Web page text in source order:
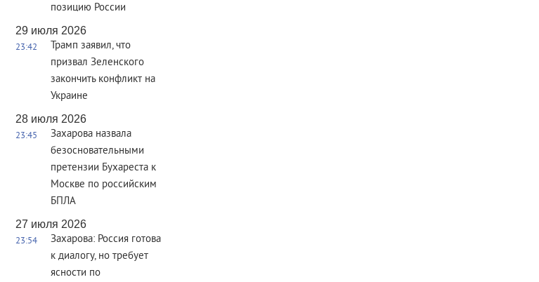
позицию России
29 июля 2026
23:42
Трамп заявил, что
призвал Зеленского
закончить конфликт на
Украине
28 июля 2026
23:45
Захарова назвала
безосновательными
претензии Бухареста к
Москве по российским
БПЛА
27 июля 2026
23:54
Захарова: Россия готова
к диалогу, но требует
ясности по